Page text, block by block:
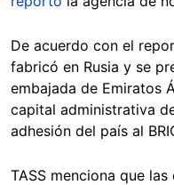
De acuerdo con el
fabricó en Rusia y se
embajada de Emiratos
capital administrativa
adhesión del país al
TASS menciona que